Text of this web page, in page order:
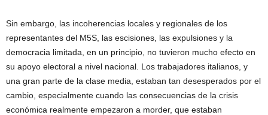
Sin embargo, las incoherencias locales y regionales de los
representantes del M5S, las escisiones, las expulsiones y la
democracia limitada, en un principio, no tuvieron mucho efecto en
su apoyo electoral a nivel nacional. Los trabajadores italianos, y
una gran parte de la clase media, estaban tan desesperados por el
cambio, especialmente cuando las consecuencias de la crisis
económica realmente empezaron a morder, que estaban